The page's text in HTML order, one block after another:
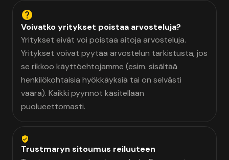
Voivatko yritykset poistaa arvosteluja?
Yritykset eivät voi poistaa aitoja arvosteluja.
Yritykset voivat pyytää arvostelun tarkistusta, jos
se rikkoo käyttöehtojamme (esim. sisältää
henkilökohtaisia hyökkäyksiä tai on selvästi
väärä). Kaikki pyynnöt käsitellään
puolueettomasti.
Trustmaryn sitoumus reiluuteen